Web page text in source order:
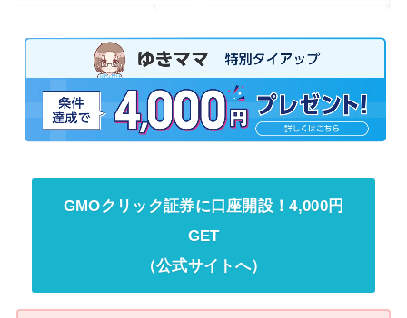
GMOクリック証券に口座開設！4,000円
GET
（公式サイトへ）